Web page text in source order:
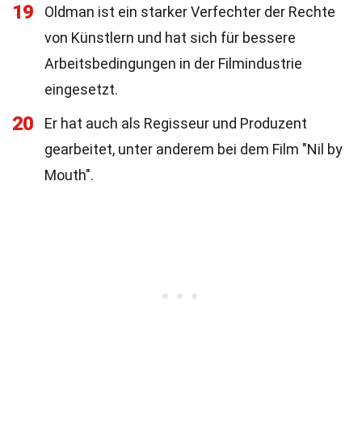
19
Oldman ist ein starker Verfechter der Rechte
von Künstlern und hat sich für bessere
Arbeitsbedingungen in der Filmindustrie
eingesetzt.
20
Er hat auch als Regisseur und Produzent
gearbeitet, unter anderem bei dem Film "Nil by
Mouth".